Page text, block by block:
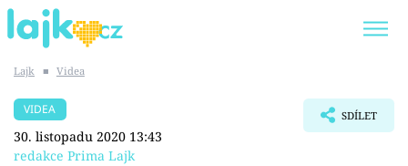
SHOPAHOLICADEL
Lajk ■ Videa
VIDEA
30. listopadu 2020 13:43
redakce Prima Lajk
SDÍLET